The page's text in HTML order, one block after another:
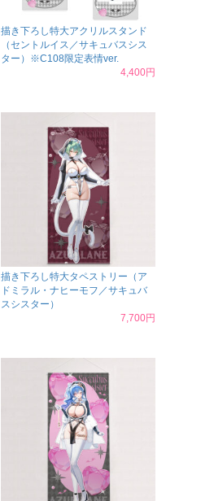
描き下ろし特大アクリルスタンド
（セントルイス／サキュバスシス
ター）※C108限定表情ver.
4,400円
描き下ろし特大タペストリー（ア
ドミラル・ナヒーモフ／サキュバ
スシスター）
7,700円